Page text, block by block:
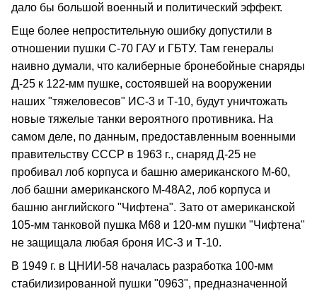
дало бы большой военный и политический эффект.
Еще более непростительную ошибку допустили в
отношении пушки С-70 ГАУ и ГБТУ. Там генералы
наивно думали, что калиберные бронебойные снаряды
Д-25 к 122-мм пушке, состоявшей на вооружении
наших "тяжеловесов" ИС-3 и Т-10, будут уничтожать
новые тяжелые танки вероятного противника. На
самом деле, по данным, предоставленным военными
правительству СССР в 1963 г., снаряд Д-25 не
пробивал лоб корпуса и башню американского М-60,
лоб башни американского М-48А2, лоб корпуса и
башню английского "Чифтена". Зато от американской
105-мм танковой пушка М68 и 120-мм пушки "Чифтена"
не защищала любая броня ИС-3 и Т-10.
В 1949 г. в ЦНИИ-58 началась разработка 100-мм
стабилизированной пушки "0963", предназначенной